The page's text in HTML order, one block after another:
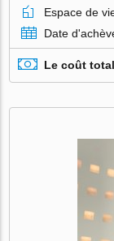
Espace de
Date
Le coût total